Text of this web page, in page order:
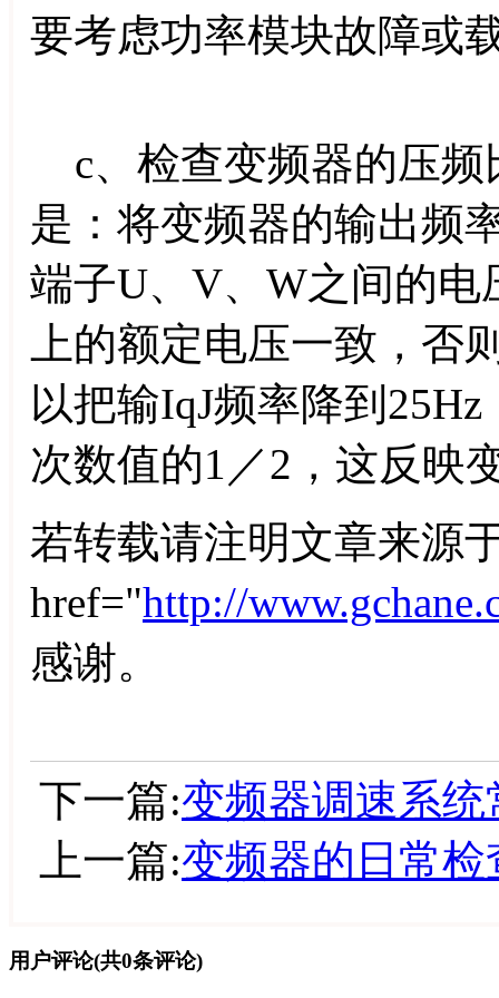
要考虑功率模块故障或
c、检查变频器的压频
是：将变频器的输出频
端子U、V、W之间的
上的额定电压一致，否
以把输IqJ频率降到
次数值的1／2，这反映
若转载请注明文章来源
href="http://
感谢。
下一篇:变频器调速系
上一篇:变频器的日常检
用户评论(共0条评论)